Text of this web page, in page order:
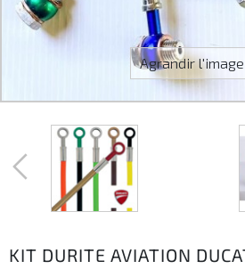
Agrandir l'image
KIT DURITE AVIATION